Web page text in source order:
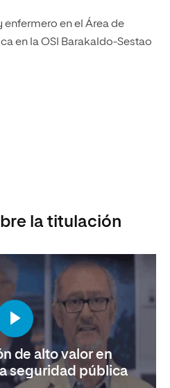
enfermero en el Área de
en la OSI Barakaldo-Sestao
la titulación
de alto valor en
seguridad pública